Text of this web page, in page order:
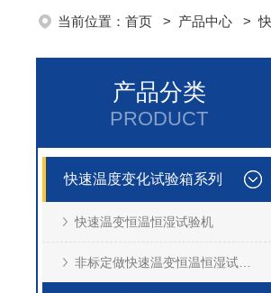
当前位置： 首页 > 产品中心 >
产品分类
PRODUCT
快速温度变化试验箱系列
快速温变恒温恒湿试验机